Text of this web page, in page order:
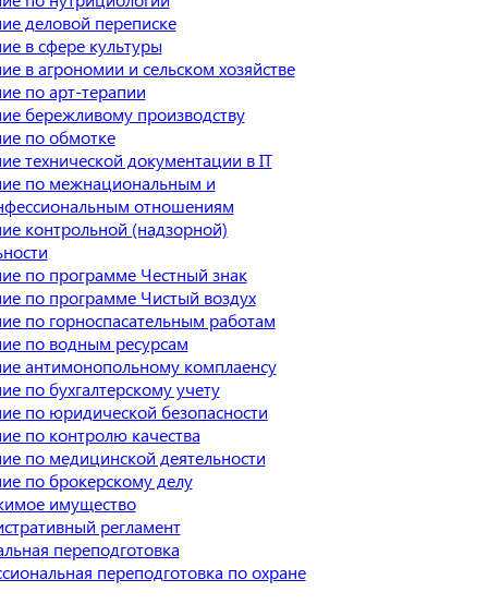
деловой переписке
в сфере культуры
в агрономии и сельском хозяйстве
по арт-терапии
бережливому производству
по обмотке
технической документации в IT
по межнациональным и
отношениям
контрольной (надзорной)
по программе Честный знак
по программе Чистый воздух
по горноспасательным работам
по водным ресурсам
антимонопольному комплаенсу
по бухгалтерскому учету
по юридической безопасности
по контролю качества
по медицинской деятельности
по брокерскому делу
имущество
регламент
переподготовка
переподготовка по охране